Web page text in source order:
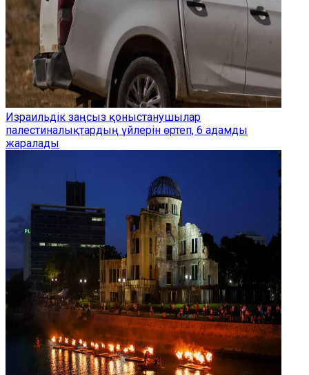
Израильдік заңсыз қоныстанушылар
палестиналықтардың үйлерін өртеп, 6 адамды
жаралады